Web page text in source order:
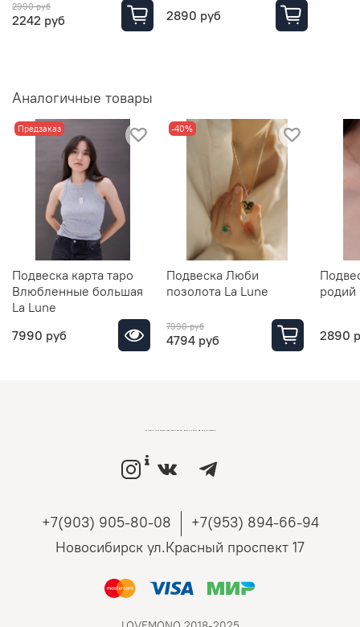
2990 руб
2242 руб
2890 руб
Аналогичные товары
Предзаказ
Подвеска карта таро
Влюбленные большая
La Lune
7990 руб
-40%
Подвеска Люби
позолота La Lune
7990 руб
4794 руб
родий
2890
+7(903) 905-80-08
+7(953) 894-66-94
Новосибирск ул.Красный проспект 17
LOVEMONO МАГАЗИН УКРАШЕНИЙ ИЗ СЕРЕБРА И ЗОЛОТА РОССИЙСКИХ ДИЗАЙНЕРОВ